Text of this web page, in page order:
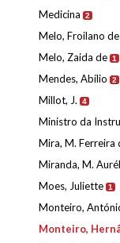
Medicina 2
Melo, Froilano de
Melo, Zaida de 1
Mendes, Abílio 2
Millot, J. 4
Ministro da
Mira, M. Ferreira
Miranda, M.
Moes, Juliette 1
Monteiro,
Monteiro,